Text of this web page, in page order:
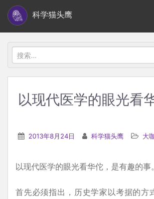
i
科学猫头鹰
搜
索：
以现代医学的眼光看
2013年8月24日 科学猫头鹰 大
以现代医学的眼光看华佗，是有趣的事。
首先必须指出，历史学家以考据的方